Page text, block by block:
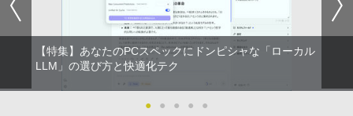
￥45,700
スクトップパソコン VETESA 22型液晶
第2世代Core i5 Windows11搭載 Office
【選べる2色 コスパ抜群】モバイルモニ
ター 15.6インチ フルHD 100%sRGB 非
光沢IPS パネル Type-C対応 miniHDMI
薄型軽量 約650g VESA対応 モニター 持
宅勤務 UPERFECT
信じていた仲間達にダンジョン奥地で殺
されかけたがギフト『無限ガチャ』でレ
ベル9999の仲間達を手に入れて元パーテ
ィーメンバーと世界に復讐＆『ざま
ぁ！』します！（23） （KCデラック
￥792
￥1,964
Xiaomi シャオミ REDMI Buds 8 Lite ワイヤ
リング ANC 36時間再生
BUGS LIFE
￥250
コカ・コーラ やかんの麦茶 from 爽健美茶 ラ
ベルレス 650mlPET×24本
￥2,009
スーパーの裏でヤニ吸うふたり 9巻 (デジタル
版ビッグガンガンコミックス)
￥810
【特集】あなたのPCスペックにドンピシャな「ローカル
LLM」の選び方と快適化テク
● ● ● ● ●